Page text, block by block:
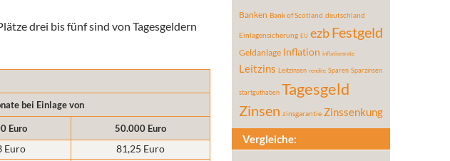
drei bis fünf sind von Tagesgeldern
bei Einlage von
Euro 50.000 Euro
Euro
81,25 Euro
Banken Bank of Scotland deutschland
Einlagensicherung EU ezbFestgeld
Geldanlage Inflation inflationsrate
Leitzins Leitzinsen rendite Sparen Sparzinsen
startguthaben Tagesgeld
Zinsen zinsgarantie Zinssenkung
Vergleiche: